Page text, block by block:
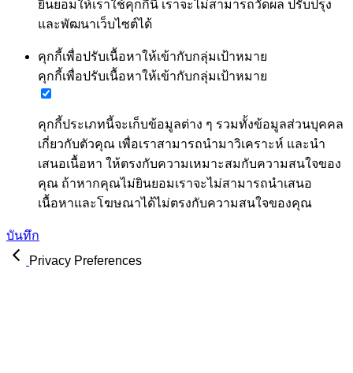
ยินยอมให้เราใช้คุกกี้นี้ เราจะไม่สามารถวัดผล ปรับปรุง
และพัฒนาเว็บไซต์ได้
คุกกี้เพื่อปรับเนื้อหาให้เข้ากับกลุ่มเป้าหมาย
คุกกี้เพื่อปรับเนื้อหาให้เข้ากับกลุ่มเป้าหมาย
คุกกี้ประเภทนี้จะเก็บข้อมูลต่าง ๆ รวมทั้งข้อมูลส่วนบุคคล
เกี่ยวกับตัวคุณ เพื่อเราสามารถนำมาวิเคราะห์ และนำ
เสนอเนื้อหา ให้ตรงกับความเหมาะสมกับความสนใจของ
คุณ ถ้าหากคุณไม่ยินยอมเราจะไม่สามารถนำเสนอ
เนื้อหาและโฆษณาได้ไม่ตรงกับความสนใจของคุณ
บันทึก
Privacy Preferences